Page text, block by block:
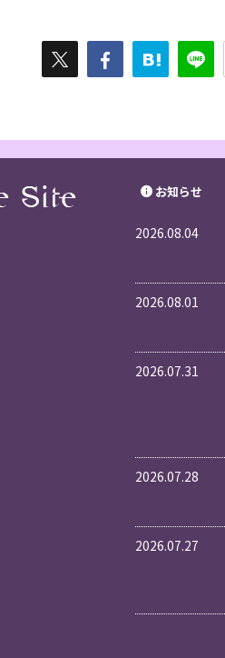
お知らせ
2026.08.04
2026.08.01
2026.07.31
2026.07.28
2026.07.27